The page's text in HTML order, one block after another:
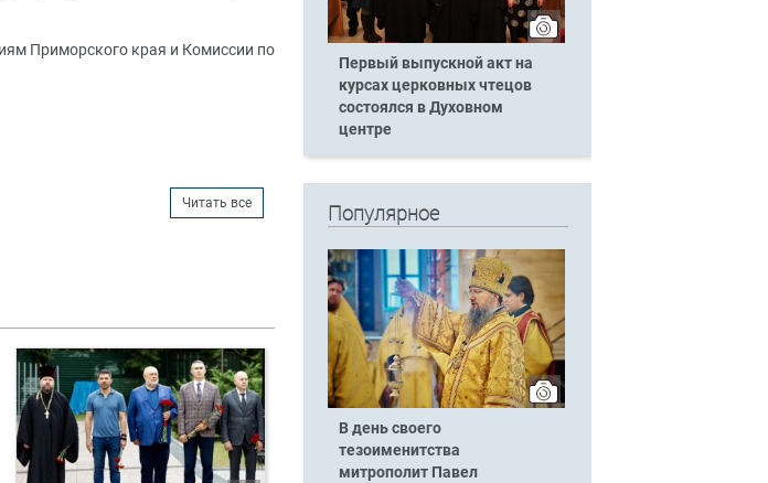
Приморского края и Комиссии по
Читать все
Первый выпускной акт на
курсах церковных чтецов
состоялся в Духовном
центре
Популярное
В день своего
тезоименитства
митрополит Павел